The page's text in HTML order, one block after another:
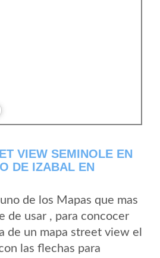
VIEW SEMINOLE EN
DE IZABAL EN
de los Mapas que mas
de usar , para concocer
de un mapa street view el
las flechas para